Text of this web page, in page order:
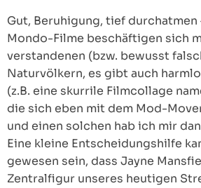
Gut, Beruhigung, tief durchatmen
Mondo-Filme beschäftigen sich
verstandenen (bzw. bewusst
Naturvölkern, es gibt auch
(z.B. eine skurrile Filmcollage
die sich eben mit dem Mod-
und einen solchen hab ich mir
Eine kleine Entscheidungshilfe
gewesen sein, dass Jayne
Zentralfigur unseres heutigen